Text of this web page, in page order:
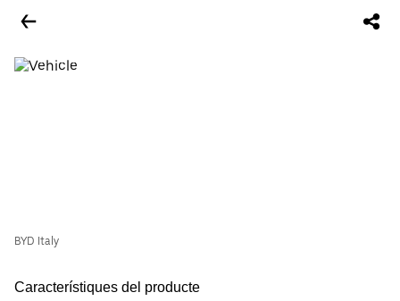
BYD Italy
Característiques del producte